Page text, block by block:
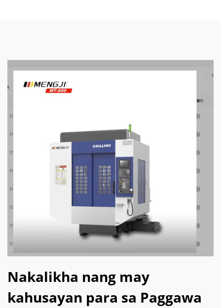
Nakalikha nang may
kahusayan para sa Paggawa